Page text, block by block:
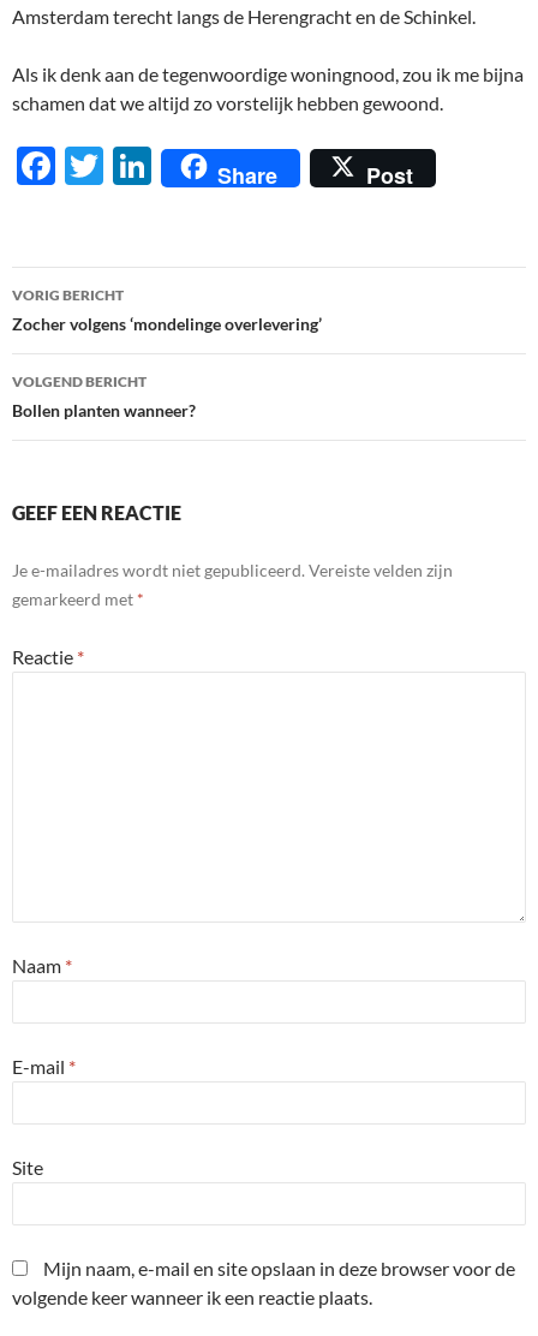
Amsterdam terecht langs de Herengracht en de Schinkel.
Als ik denk aan de tegenwoordige woningnood, zou ik me bijna
schamen dat we altijd zo vorstelijk hebben gewoond.
F
b
o
o
k
T
er
Li
e
dI
n
Share Post
Berichtnavigatie
VORIG BERICHT
Zocher volgens ‘mondelinge overlevering’
VOLGEND BERICHT
Bollen planten wanneer?
GEEF EEN REACTIE
Je e-mailadres wordt niet gepubliceerd.Vereiste velden zijn
gemarkeerd met *
Reactie *
Naam *
E-mail *
Site
Mijn naam, e-mail en site opslaan in deze browser voor de
volgende keer wanneer ik een reactie plaats.